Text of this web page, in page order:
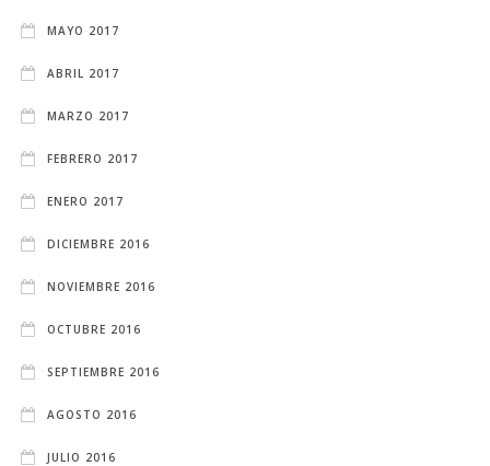
MAYO 2017
ABRIL 2017
MARZO 2017
FEBRERO 2017
ENERO 2017
DICIEMBRE 2016
NOVIEMBRE 2016
OCTUBRE 2016
SEPTIEMBRE 2016
AGOSTO 2016
JULIO 2016